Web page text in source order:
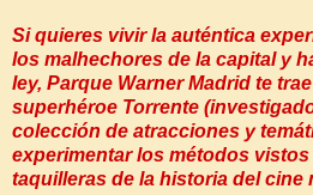
Si quieres vivir la auténtica
los malhechores de la capital y
ley, Parque Warner Madrid te
superhéroe Torrente
colección de atracciones y
experimentar los métodos
taquilleras de la historia del cine